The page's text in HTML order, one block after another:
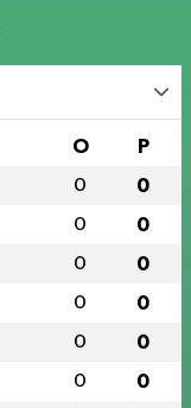
O P
0 0
0 0
0 0
0 0
0 0
0 0